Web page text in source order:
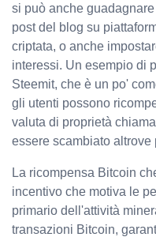
si può anche
post del blog su
criptata, o anche
interessi. Un esempio di
Steemit, che è un po'
gli utenti possono
valuta di proprietà
essere scambiato altrove
La ricompensa Bitcoin
incentivo che motiva le
primario dell'attività
transazioni Bitcoin,